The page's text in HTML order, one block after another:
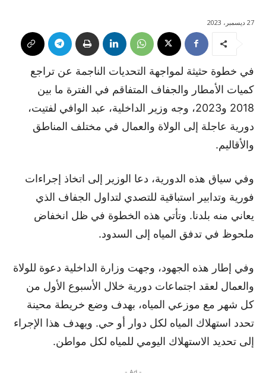
27 ديسمبر، 2023
في خطوة حثيثة لمواجهة التحديات الناجمة عن تراجع
كميات الأمطار والجفاف المتفاقم في الفترة ما بين
2018 و2023، وجه وزير الداخلية، عبد الوافي لفتيت،
دورية عاجلة إلى الولاة والعمال في مختلف المناطق
والأقاليم.
وفي سياق هذه الدورية، دعا الوزير إلى اتخاذ إجراءات
فورية وتدابير استباقية للتصدي لتداول الجفاف الذي
يعاني منه بلدنا. وتأتي هذه الخطوة في ظل انخفاض
ملحوظ في تدفق المياه إلى السدود.
وفي إطار هذه الجهود، وجهت وزارة الداخلية دعوة للولاة
والعمال لعقد اجتماعات دورية خلال الأسبوع الأول من
كل شهر مع موزعي المياه، بهدف وضع خريطة محينة
تحدد استهلاك المياه لكل دوار أو حي. ويهدف هذا الإجراء
إلى تحديد الاستهلاك اليومي للمياه لكل مواطن.